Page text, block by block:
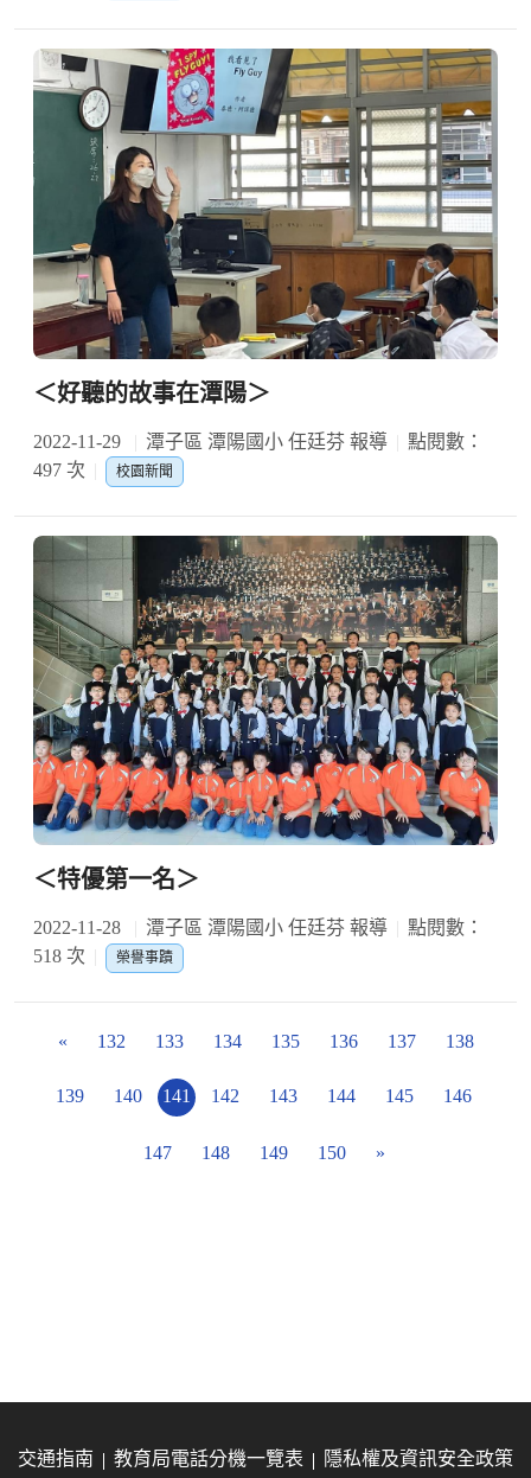
＜好聽的故事在潭陽＞
2022-11-29 潭子區 潭陽國小 任廷芬 報導
點閱數：
497 次
校園新聞
＜特優第一名＞
2022-11-28 潭子區 潭陽國小 任廷芬 報導
點閱數：
518 次
榮譽事蹟
« 132 133 134 135 136 137 138
139 140 141 142 143 144 145 146
147 148 149 150 »
交通指南 教育局電話分機一覽表 隱私權及資訊安全政策